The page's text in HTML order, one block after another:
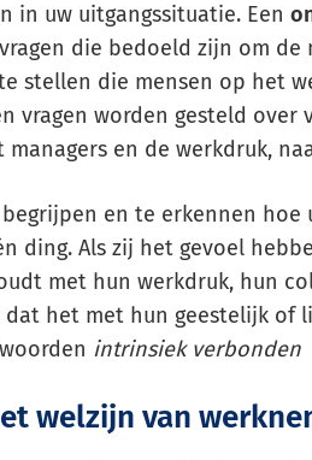
in uw uitgangssituatie. Een
die bedoeld zijn om de
stellen die mensen op het
vragen worden gesteld
en de werkdruk,
en te erkennen
ding. Als zij het gevoel
met hun werkdruk, hun
het met hun geestelijk of
intrinsiek verbonden
welzijn van